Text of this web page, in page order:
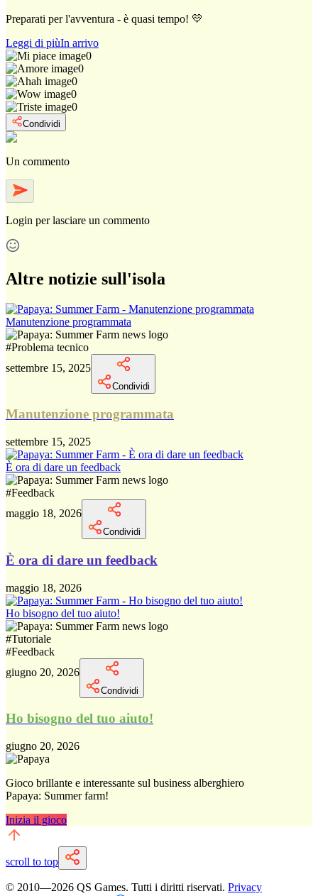
Preparati per l'avventura - è quasi tempo! 💛
Leggi di piùIn arrivo
0
0
0
0
0
Condividi
Un commento
Login per lasciare un commento
Altre notizie sull'isola
Manutenzione programmata
#Problema tecnico
settembre 15, 2025
Condividi
Manutenzione programmata
settembre 15, 2025
È ora di dare un feedback
#Feedback
maggio 18, 2026
Condividi
È ora di dare un feedback
maggio 18, 2026
Ho bisogno del tuo aiuto!
#Tutoriale
#Feedback
giugno 20, 2026
Condividi
Ho bisogno del tuo aiuto!
giugno 20, 2026
Gioco brillante e interessante sul business alberghiero
Papaya: Summer farm!
Inizia il gioco
scroll to top
© 2010—2026 QS Games. Tutti i diritti riservati. Privacy